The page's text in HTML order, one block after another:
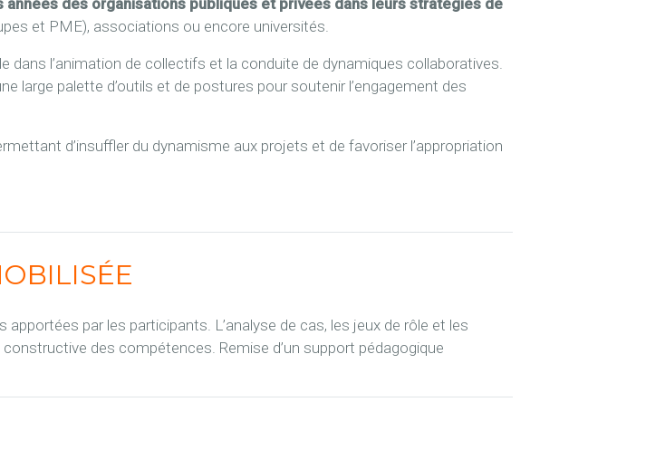
des organisations publiques et privées dans leurs stratégies de
et PME), associations ou encore universités.
dans l’animation de collectifs et la conduite de dynamiques collaboratives.
large palette d’outils et de postures pour soutenir l’engagement des
d’insuffler du dynamisme aux projets et de favoriser l’appropriation
par les participants. L’analyse de cas, les jeux de rôle et les
des compétences. Remise d’un support pédagogique